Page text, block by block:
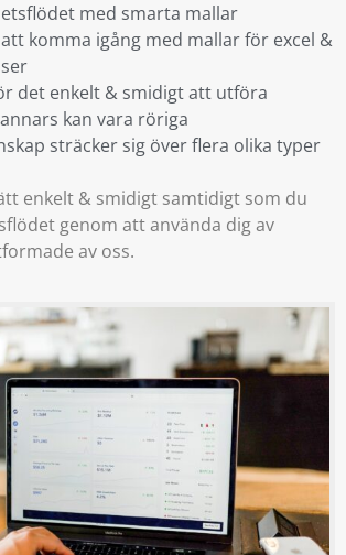
med smarta mallar
komma igång med mallar för excel &
det enkelt & smidigt att utföra
kan vara röriga
sträcker sig över flera olika typer
enkelt & smidigt samtidigt som du
genom att använda dig av
av oss.